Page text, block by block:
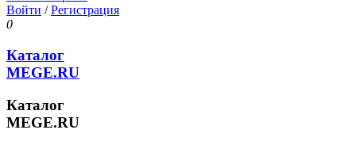
Войти /Регистрация
0
Каталог
MEGE.RU
Каталог
MEGE.RU